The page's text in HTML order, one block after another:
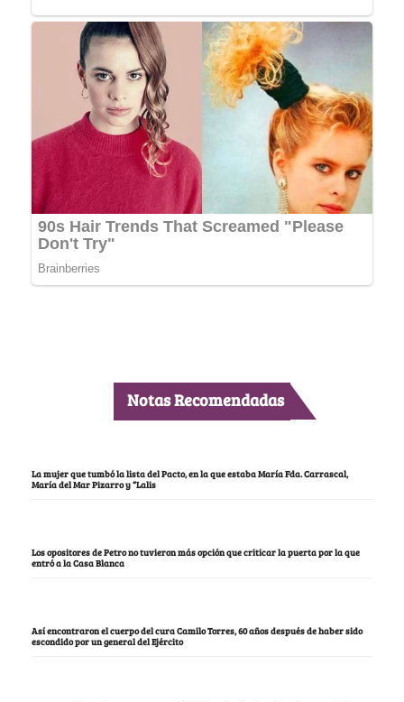
Notas Recomendadas
La mujer que tumbó la lista del Pacto, en la que estaba María Fda. Carrascal,
María del Mar Pizarro y “Lalis
Los opositores de Petro no tuvieron más opción que criticar la puerta por la que
entró a la Casa Blanca
Así encontraron el cuerpo del cura Camilo Torres, 60 años después de haber sido
escondido por un general del Ejército